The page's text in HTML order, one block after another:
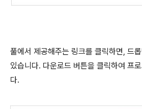
풀에서 제공해주는 링크를 클릭하면, 드
있습니다. 다운로드 버튼을 클릭하여 프
다.